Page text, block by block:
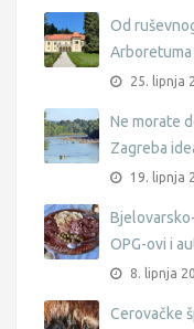
Od
Arboretuma
25. lipnja
Ne morate
Zagreba
19. lipnja
OPG-ovi i
8. lipnja
Cerovačke